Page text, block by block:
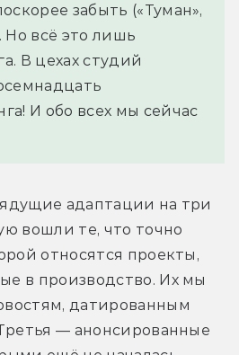
забыть («Туман»,
Но всё это лишь
В цехах студий
И обо всех мы сейчас
адаптации на три
вошли те, что точно
относятся проекты,
в производство. Их мы
датированным
— анонсированные